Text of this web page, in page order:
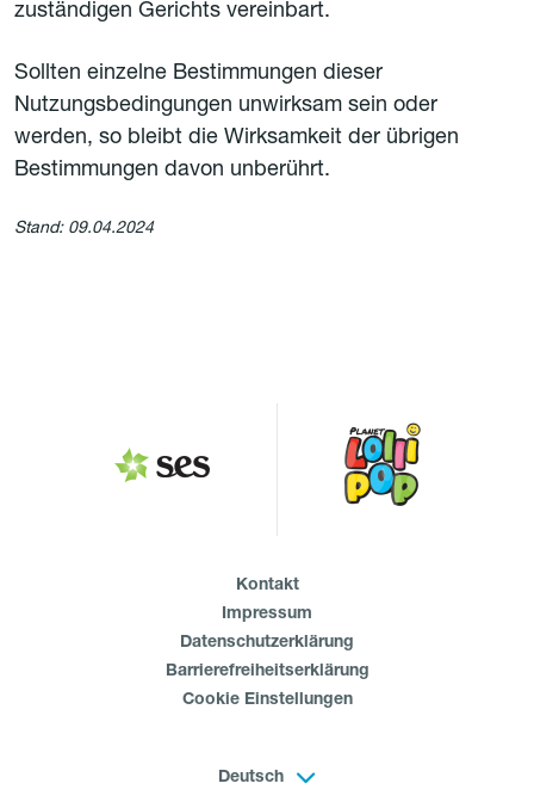
zuständigen Gerichts vereinbart.
Sollten einzelne Bestimmungen dieser
Nutzungsbedingungen unwirksam sein oder
werden, so bleibt die Wirksamkeit der übrigen
Bestimmungen davon unberührt.
Stand: 09.04.2024
Kontakt
Impressum
Datenschutzerklärung
Barrierefreiheitserklärung
Cookie Einstellungen
Deutsch